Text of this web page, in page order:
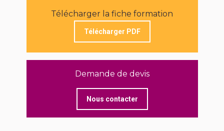
Télécharger la fiche formation
Télécharger PDF
Demande de devis
Nous contacter